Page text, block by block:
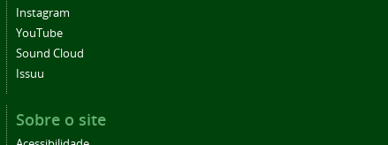
Instagram
YouTube
Sound Cloud
Issuu
Sobre o site